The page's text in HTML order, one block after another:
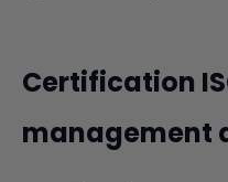
Certification
management